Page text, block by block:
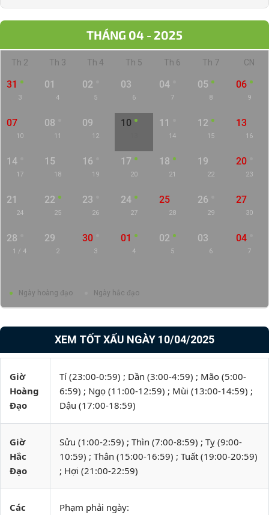
THÁNG 04 - 2025
Th 2 Th 3 Th 4 Th 5 Th 6 Th 7 CN
31
3
01
4
02
5
03
6
04
7
05
8
06
9
07
10
08
11
09
12
10 11
14
12
15
13
16
14
17
15
18
16
19
17
20
18
21
19
22
20
23
21
24
22
25
23
26
24
27
25
28
26
29
27
30
28
1 / 4
29
2
30
3
01
4
02
5
03
6
04
7
Ngày hoàng đạo Ngày hắc đạo
XEM TỐT XẤU NGÀY 10/04/2025
Giờ
Hoàng
Đạo
Tí (23:00-0:59) ; Dần (3:00-4:59) ; Mão (5:00-
6:59) ; Ngọ (11:00-12:59) ; Mùi (13:00-14:59) ;
Dậu (17:00-18:59)
Giờ
Hắc
Đạo
Sửu (1:00-2:59) ; Thìn (7:00-8:59) ; Tỵ (9:00-
10:59) ; Thân (15:00-16:59) ; Tuất (19:00-20:59)
; Hợi (21:00-22:59)
Các
Phạm phải ngày: